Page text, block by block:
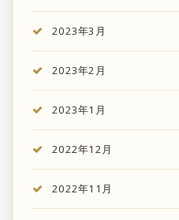
2023年3月
2023年2月
2023年1月
2022年12月
2022年11月